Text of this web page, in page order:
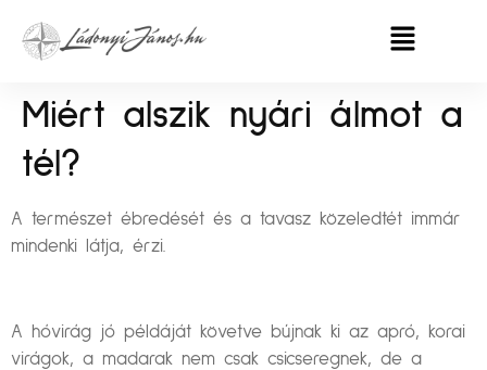
Miért alszik nyári álmot a
tél?
A természet ébredését és a tavasz közeledtét immár
mindenki látja, érzi.
A hóvirág jó példáját követve bújnak ki az apró, korai
virágok, a madarak nem csak csicseregnek, de a